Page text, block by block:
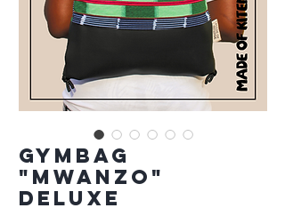
Gymbag
"Mwanzo"
Deluxe